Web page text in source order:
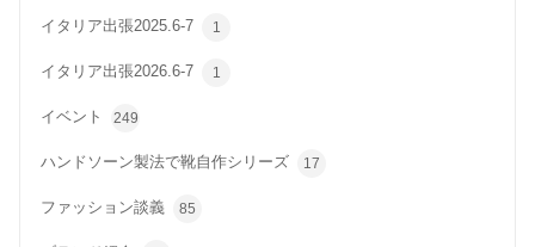
イタリア出張2025.6-7 1
イタリア出張2026.6-7 1
イベント 249
ハンドソーン製法で靴自作シリーズ 17
ファッション談義 85